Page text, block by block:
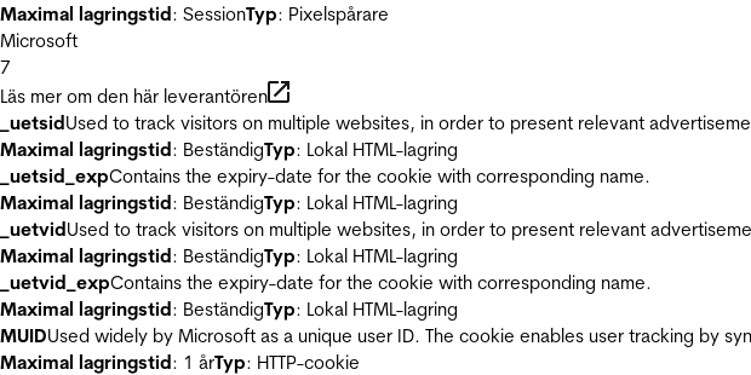
Maximal lagringstid: SessionTyp: Pixelspårare
Microsoft
7
Läs mer om den här leverantören
_uetsidUsed to track visitors on multiple websites, in order to present relevant
Maximal lagringstid: BeständigTyp: Lokal HTML-lagring
_uetsid_expContains the expiry-date for the cookie with corresponding name.
Maximal lagringstid: BeständigTyp: Lokal HTML-lagring
_uetvidUsed to track visitors on multiple websites, in order to present relevant
Maximal lagringstid: BeständigTyp: Lokal HTML-lagring
_uetvid_expContains the expiry-date for the cookie with corresponding name.
Maximal lagringstid: BeständigTyp: Lokal HTML-lagring
MUIDUsed widely by Microsoft as a unique user ID. The cookie enables user tracking by
Maximal lagringstid: 1 årTyp: HTTP-cookie